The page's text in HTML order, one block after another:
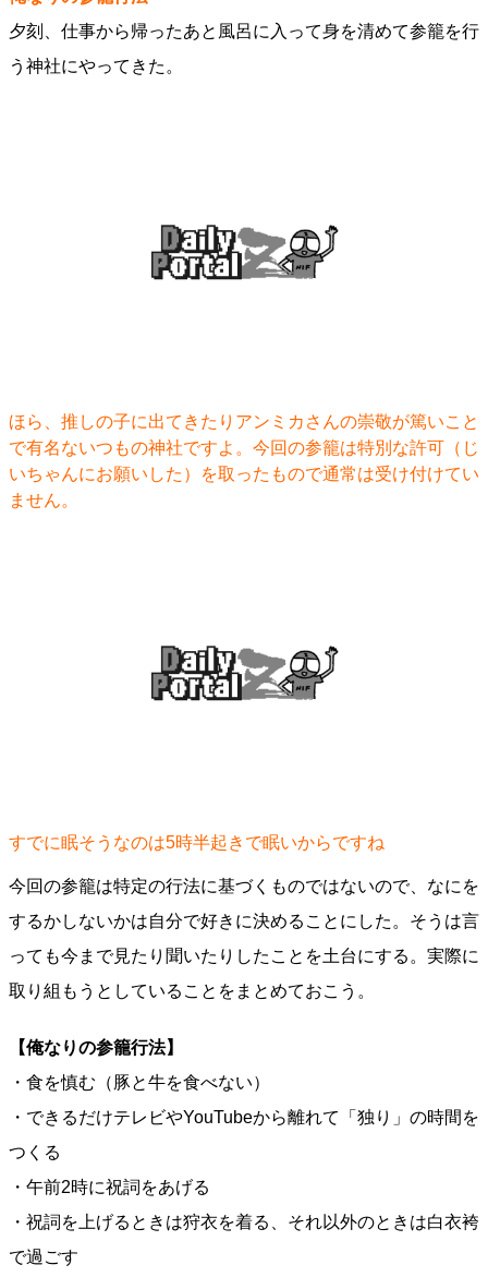
夕刻、仕事から帰ったあと風呂に入って身を清めて参籠を行
う神社にやってきた。
ほら、推しの子に出てきたりアンミカさんの崇敬が篤いこと
で有名ないつもの神社ですよ。今回の参籠は特別な許可（じ
いちゃんにお願いした）を取ったもので通常は受け付けてい
ません。
すでに眠そうなのは5時半起きで眠いからですね
今回の参籠は特定の行法に基づくものではないので、なにを
するかしないかは自分で好きに決めることにした。そうは言
っても今まで見たり聞いたりしたことを土台にする。実際に
取り組もうとしていることをまとめておこう。
【俺なりの参籠行法】
・食を慎む（豚と牛を食べない）
・できるだけテレビやYouTubeから離れて「独り」の時間を
つくる
・午前2時に祝詞をあげる
・祝詞を上げるときは狩衣を着る、それ以外のときは白衣袴
で過ごす